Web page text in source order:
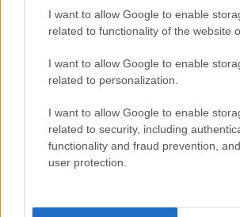
I want to allow Google to enable
related to functionality of the website
I want to allow Google to enable
related to personalization.
I want to allow Google to enable
related to security, including
functionality and fraud prevention,
user protection.